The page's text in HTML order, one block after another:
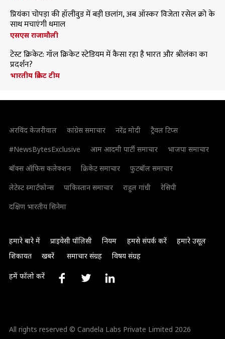
प्रियंका चोपड़ा की हॉलीवुड में बड़ी छलांग, अब ऑस्कर विजेता रसेल क्रो के
साथ मचाएंगी धमाल
एसएस राजामौली
टेस्ट क्रिकेट: गॉल क्रिकेट स्टेडियम में कैसा रहा है भारत और श्रीलंका का
प्रदर्शन?
भारतीय क्रिकेट टीम
अरविंद केजरीवाल कांग्रेस समाचार नरेंद्र मोदी
ट्रैवल टिप्स
#NewsBytesExclusive
आम आदमी पार्टी समाचार
भाजपा समाचार
बॉक्स ऑफिस कलेक्शन
क्रिकेट समाचार
फुटबॉल समाचार
लेटेस्ट स्मार्टफोन्स
पाकिस्तान समाचार राहुल गांधी
रेसिपी
दक्षिण भारतीय सिनेमा
हमारे बारे में प्राइवेसी पॉलिसी नियम हमसे संपर्क करें
हमारे उसूल
शिकायत
खबरें समाचार संग्रह विषय संग्रह
हमें फॉलो करें
All rights reserved © Candela Labs Private Limited 2026